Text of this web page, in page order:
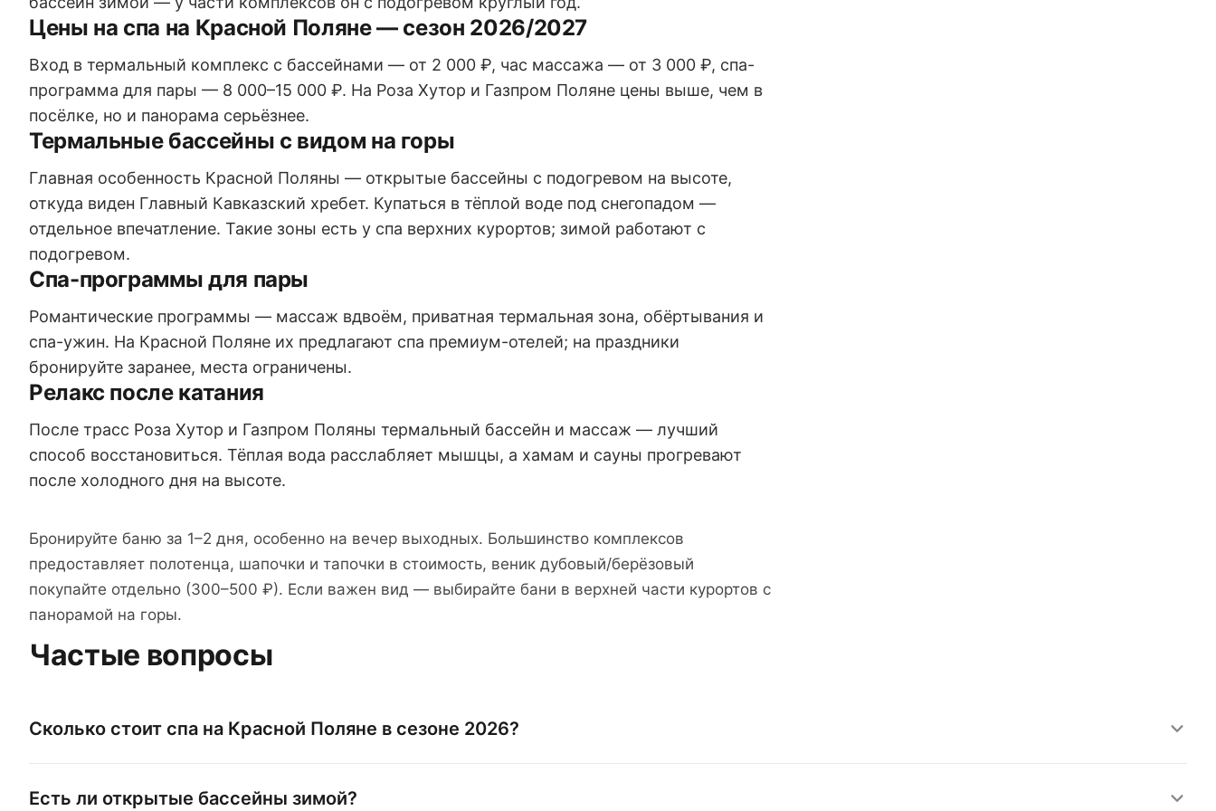
Цены на спа на Красной Поляне — сезон 2026/2027
Вход в термальный комплекс с бассейнами — от 2 000 ₽, час массажа — от 3 000 ₽, спа-
программа для пары — 8 000–15 000 ₽. На Роза Хутор и Газпром Поляне цены выше, чем в
посёлке, но и панорама серьёзнее.
Термальные бассейны с видом на горы
Главная особенность Красной Поляны — открытые бассейны с подогревом на высоте,
откуда виден Главный Кавказский хребет. Купаться в тёплой воде под снегопадом —
отдельное впечатление. Такие зоны есть у спа верхних курортов; зимой работают с
подогревом.
Спа-программы для пары
Романтические программы — массаж вдвоём, приватная термальная зона, обёртывания и
спа-ужин. На Красной Поляне их предлагают спа премиум-отелей; на праздники
бронируйте заранее, места ограничены.
Релакс после катания
После трасс Роза Хутор и Газпром Поляны термальный бассейн и массаж — лучший
способ восстановиться. Тёплая вода расслабляет мышцы, а хамам и сауны прогревают
после холодного дня на высоте.
Бронируйте баню за 1–2 дня, особенно на вечер выходных. Большинство комплексов
предоставляет полотенца, шапочки и тапочки в стоимость, веник дубовый/берёзовый
покупайте отдельно (300–500 ₽). Если важен вид — выбирайте бани в верхней части курортов с
панорамой на горы.
Частые вопросы
Сколько стоит спа на Красной Поляне в сезоне 2026?
Есть ли открытые бассейны зимой?